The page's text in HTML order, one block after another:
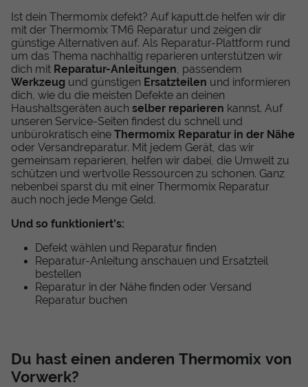
Ist dein Thermomix defekt? Auf kaputt.de helfen wir dir
mit der Thermomix TM6 Reparatur und zeigen dir
günstige Alternativen auf. Als Reparatur-Plattform rund
um das Thema nachhaltig reparieren unterstützen wir
dich mit Reparatur-Anleitungen , passendem
Werkzeug und günstigen Ersatzteilen und informieren
dich, wie du die meisten Defekte an deinen
Haushaltsgeräten auch selber reparieren kannst. Auf
unseren Service-Seiten findest du schnell und
unbürokratisch eine Thermomix Reparatur in der Nähe
oder Versandreparatur. Mit jedem Gerät, das wir
gemeinsam reparieren, helfen wir dabei, die Umwelt zu
schützen und wertvolle Ressourcen zu schonen. Ganz
nebenbei sparst du mit einer Thermomix Reparatur
auch noch jede Menge Geld.
Und so funktioniert's:
Defekt wählen und Reparatur finden
Reparatur-Anleitung anschauen und Ersatzteil
bestellen
Reparatur in der Nähe finden oder Versand
Reparatur buchen
Du hast einen anderen Thermomix von
Vorwerk?